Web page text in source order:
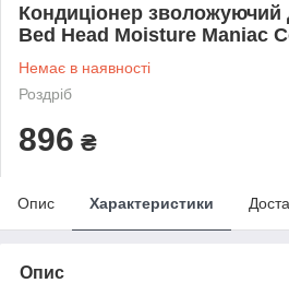
Кондиціонер зволожуючий
Bed Head Moisture Maniac
Немає в наявності
Роздріб
896 ₴
Опис Характеристики
Опис